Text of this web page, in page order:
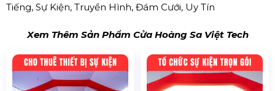
Tiếng, Sự Kiện, Truyền Hình, Đám Cưới, Uy Tín
Xem Thêm Sản Phẩm Cửa Hoàng Sa Việt Tech